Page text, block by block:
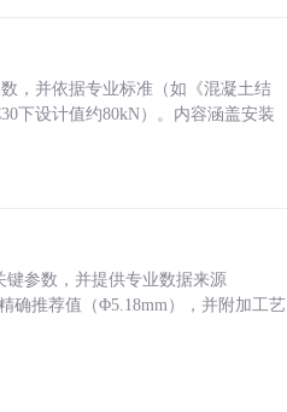
，并依据专业标准（如《混凝土结
下设计值约80kN）。内容涵盖安装
键参数，并提供专业数据来源
确推荐值（Φ5.18mm），并附加工艺